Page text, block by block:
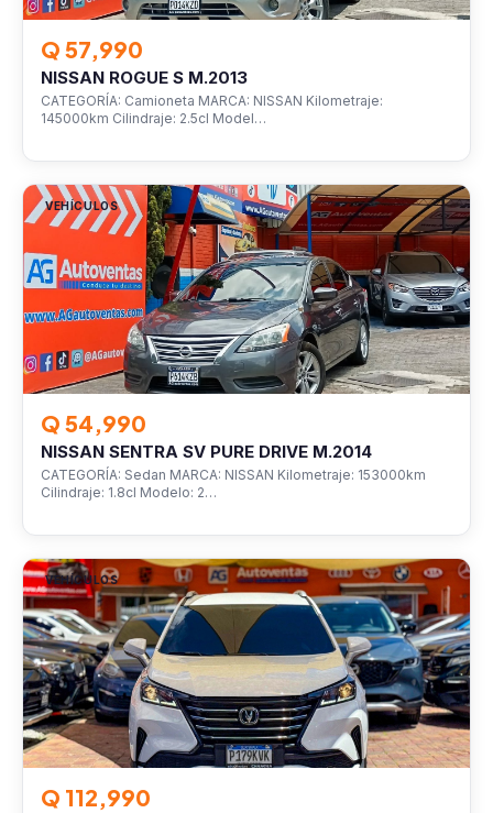
Q 57,990
NISSAN ROGUE S M.2013
CATEGORÍA: Camioneta MARCA: NISSAN Kilometraje:
145000km Cilindraje: 2.5cl Model…
VEHÍCULOS
Q 54,990
NISSAN SENTRA SV PURE DRIVE M.2014
CATEGORÍA: Sedan MARCA: NISSAN Kilometraje: 153000km
Cilindraje: 1.8cl Modelo: 2…
VEHÍCULOS
Q 112,990